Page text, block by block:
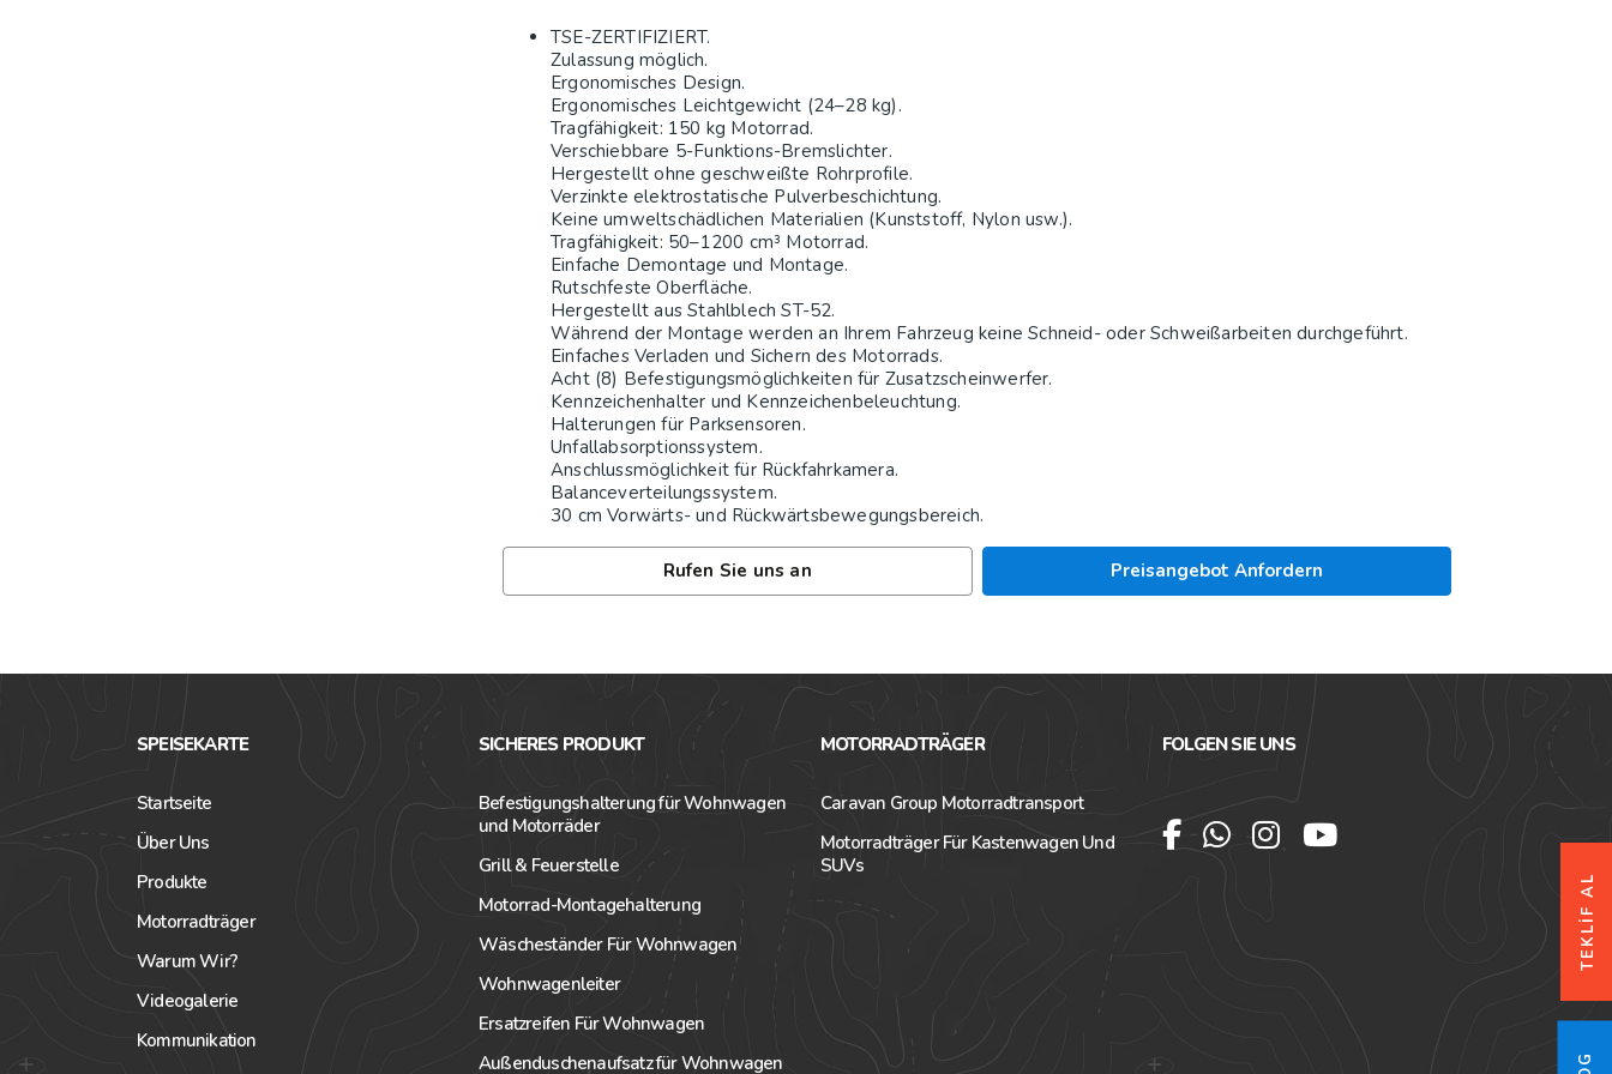
TEKLİF AL
TSE-ZERTIFIZIERT.
Zulassung möglich.
Ergonomisches Design.
Ergonomisches Leichtgewicht (24–28 kg).
Tragfähigkeit: 150 kg Motorrad.
Verschiebbare 5-Funktions-Bremslichter.
Hergestellt ohne geschweißte Rohrprofile.
Verzinkte elektrostatische Pulverbeschichtung.
Keine umweltschädlichen Materialien (Kunststoff, Nylon usw.).
Tragfähigkeit: 50–1200 cm³ Motorrad.
Einfache Demontage und Montage.
Rutschfeste Oberfläche.
Hergestellt aus Stahlblech ST-52.
Während der Montage werden an Ihrem Fahrzeug keine Schneid- oder Schweißarbeiten durchgeführt.
Einfaches Verladen und Sichern des Motorrads.
Acht (8) Befestigungsmöglichkeiten für Zusatzscheinwerfer.
Kennzeichenhalter und Kennzeichenbeleuchtung.
Halterungen für Parksensoren.
Unfallabsorptionssystem.
Anschlussmöglichkeit für Rückfahrkamera.
Balanceverteilungssystem.
30 cm Vorwärts- und Rückwärtsbewegungsbereich.
Rufen Sie uns an Preisangebot Anfordern
SPEISEKARTE
Startseite
Über Uns
Produkte
Motorradträger
Warum Wir?
Videogalerie
Kommunikation
SICHERES PRODUKT
Befestigungshalterung für Wohnwagen
und Motorräder
Grill & Feuerstelle
Motorrad-Montagehalterung
Wäscheständer Für Wohnwagen
Wohnwagenleiter
Ersatzreifen Für Wohnwagen
Außenduschenaufsatz für Wohnwagen
MOTORRADTRÄGER
Caravan Group Motorradtransport
Motorradträger Für Kastenwagen Und
SUVs
FOLGEN SIE UNS